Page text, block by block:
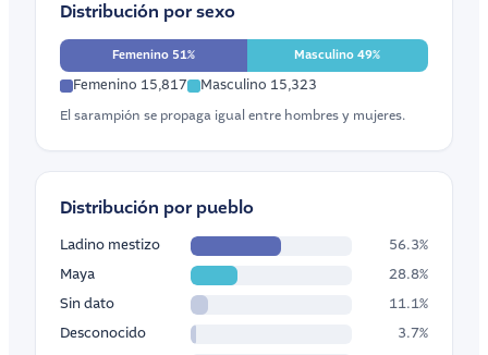
Distribución por sexo
Femenino 51% Masculino 49%
Femenino 15,817 Masculino 15,323
El sarampión se propaga igual entre hombres y mujeres.
Distribución por pueblo
Ladino mestizo 56.3%
Maya 28.8%
Sin dato 11.1%
Desconocido 3.7%